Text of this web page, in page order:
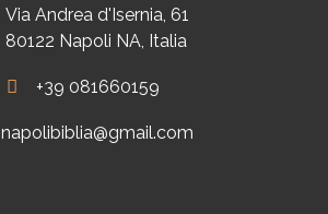
Via Andrea d'Isernia, 61
80122 Napoli NA, Italia
+39 081660159
napolibiblia@gmail.com